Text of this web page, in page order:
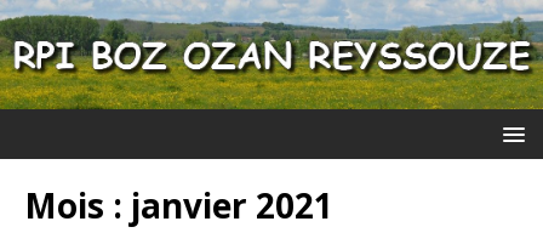
Mois : janvier 2021